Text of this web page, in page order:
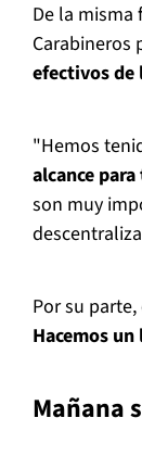
De la
Carabineros
efectivos de
"Hemos
alcance
son muy
Por su
Hacemos
Mañana